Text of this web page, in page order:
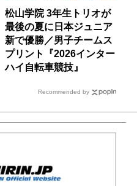
松山学院 3年生トリオが
最後の夏に日本ジュニア
新で優勝／男子チームス
プリント『2026インター
ハイ自転車競技』
Recommended by